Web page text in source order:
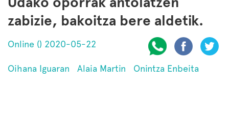
zabizie, bakoitza bere aldetik.
Online () 2020-05-22
Oihana Iguaran Alaia Martin Onintza Enbeita